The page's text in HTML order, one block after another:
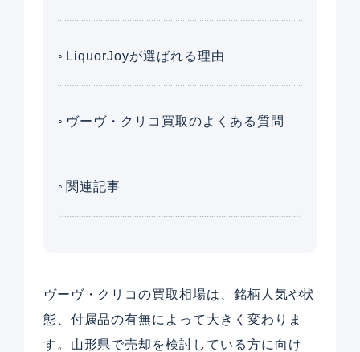
LiquorJoyが選ばれる理由
ヴーヴ・クリコ買取のよくある質問
関連記事
ヴーヴ・クリコの買取相場は、銘柄人気や状
態、付属品の有無によって大きく変わりま
す。山形県で売却を検討している方に向け